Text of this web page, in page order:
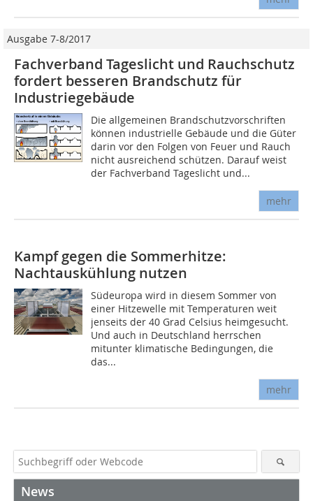
Ausgabe 7-8/2017
Fachverband Tageslicht und Rauchschutz
fordert besseren Brandschutz für
Industriegebäude
Die allgemeinen Brandschutzvorschriften
können industrielle Gebäude und die Güter
darin vor den Folgen von Feuer und Rauch
nicht ausreichend schützen. Darauf weist
der Fachverband Tageslicht und...
mehr
Kampf gegen die Sommerhitze:
Nachtauskühlung nutzen
Südeuropa wird in diesem Sommer von
einer Hitzewelle mit Temperaturen weit
jenseits der 40 Grad Celsius heimgesucht.
Und auch in Deutschland herrschen
mitunter klimatische Bedingungen, die
das...
mehr
News